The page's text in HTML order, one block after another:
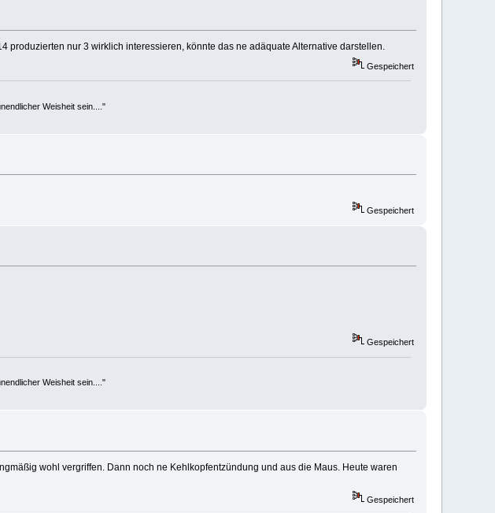
nur 3 wirklich interessieren, könnte das ne adäquate Alternative darstellen.
Gespeichert
Weisheit sein...."
Gespeichert
Gespeichert
Weisheit sein...."
wohl vergriffen. Dann noch ne Kehlkopfentzündung und aus die Maus. Heute waren
Gespeichert